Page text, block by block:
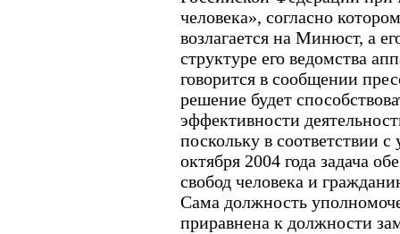
человека», согласно
возлагается на Минюст, а
структуре его ведомства
говорится в сообщении
решение будет
эффективности
поскольку в соответствии
октября 2004 года задача
свобод человека и
Сама должность
приравнена к должности